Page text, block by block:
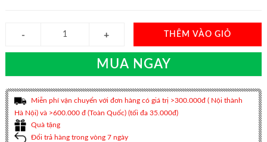
THÊM VÀO GIỎ
MUA NGAY
Miễn phí vận chuyển với đơn hàng có giá trị >300.000đ ( Nội thành
Hà Nội) và >600.000 đ (Toàn Quốc) (tối đa 35.000đ)
Quà tặng
Đổi trả hàng trong vòng 7 ngày